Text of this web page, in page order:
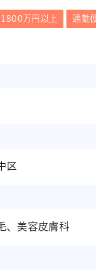
1800万円以上 通勤
区
、美容皮膚科